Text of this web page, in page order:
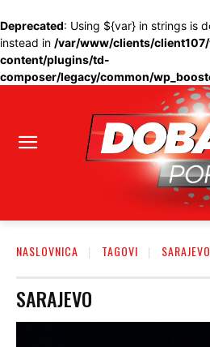
Deprecated: Using ${var} in strings is
instead in /var/www/clients/
content/plugins/td-
composer/legacy/common/
NASLOVNICA TAGOVI SARAJEVO
SARAJEVO